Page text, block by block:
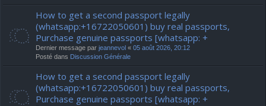
How to get a second passport legally
(whatsapp:+16722050601) buy real passports,
Purchase genuine passports [whatsapp: +
Dernier message par jeannevol « 05 août 2026, 20:12
Posté dans Discussion Générale
How to get a second passport legally
(whatsapp:+16722050601) buy real passports,
Purchase genuine passports [whatsapp: +